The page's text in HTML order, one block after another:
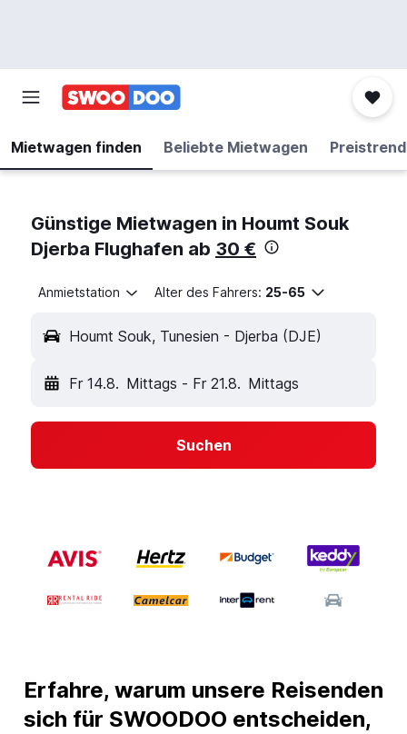
Mietwagen finden Beliebte Mietwagen
Günstige Mietwagen in Houmt Souk
Djerba Flughafen ab 30 €
Anmietstation Alter des Fahrers: 25-65
Houmt Souk, Tunesien - Djerba (DJE)
Fr 14.8. Mittags - Fr 21.8. Mittags
Suchen
Erfahre, warum unsere Reisenden
sich für SWOODOO entscheiden,